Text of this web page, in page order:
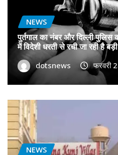
NEWS
पुर्तगाल का नंबर और दिल्ली पुलिस
में विदेशी धरती से रची जा रही है
dotsnews फरवरी
NEWS